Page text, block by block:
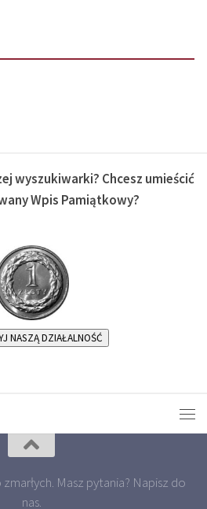
wyszukiwarki? Chcesz umieścić
Wpis Pamiątkowy?
NASZĄ DZIAŁALNOŚĆ
Masz pytania? Napisz do
nas.